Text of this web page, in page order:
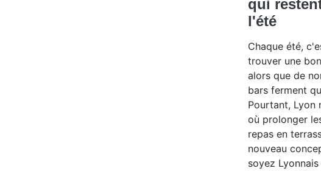
qui
l'été
Chaque été,
trouver une
alors que de
bars ferment
Pourtant, Lyon
où prolonger
repas en
nouveau
soyez